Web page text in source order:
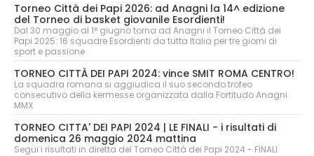
Torneo Città dei Papi 2026: ad Anagni la 14^ edizione
del Torneo di basket giovanile Esordienti!
Dal 30 maggio al 1° giugno torna ad Anagni il Torneo Città dei
Papi 2025: 16 squadre Esordienti da tutta Italia per tre giorni di
sport e passione
TORNEO CITTÀ DEI PAPI 2024: vince SMIT ROMA CENTRO!
La squadra romana si aggiudica il suo secondo trofeo
consecutivo della kermesse organizzata dalla Fortitudo Anagni
MMX
TORNEO CITTA' DEI PAPI 2024 | LE FINALI - i risultati di
domenica 26 maggio 2024 mattina
Segui i risultati in diretta del Torneo Città dei Papi 2024 - FINALI